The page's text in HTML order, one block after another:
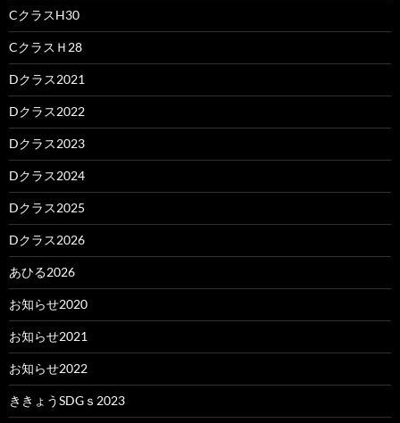
CクラスH30
CクラスＨ28
Dクラス2021
Dクラス2022
Dクラス2023
Dクラス2024
Dクラス2025
Dクラス2026
あひる2026
お知らせ2020
お知らせ2021
お知らせ2022
ききょうSDGｓ2023